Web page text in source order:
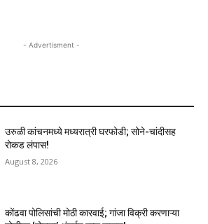
- Advertisment -
उरुळी कांचनमध्ये मध्यरात्री घरफोडी; सोने-चांदीसह
रोकड लंपास!
August 8, 2026
कोंढवा पोलिसांची मोठी कारवाई; गांजा विक्री करणाऱ्या